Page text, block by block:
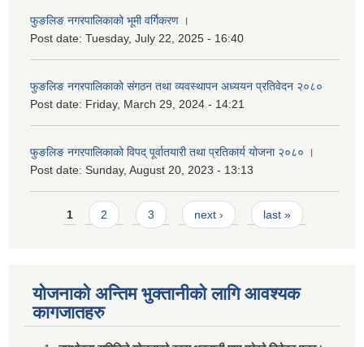
फुङलिङ नगरपालिकाको भूमी वर्गिकरण ।
Post date: Tuesday, July 22, 2025 - 16:40
फुङलिङ नगरपालिकाको संगठन तथा व्यवस्थापन अध्ययन प्रतिवेदन २०८०
Post date: Friday, March 29, 2024 - 14:21
फुङलिङ नगरपालिकाको विपद् पूर्वातयारी तथा प्रतिकार्य योजना २०८० ।
Post date: Sunday, August 20, 2023 - 13:13
Pages
1 2 3 next › last »
योजनाको अन्तिम भुक्तानीको लागि आवश्यक
कागजातहरु